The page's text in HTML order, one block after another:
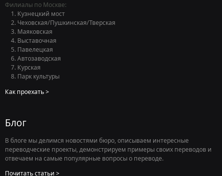
Филиалы по Москве:
Кузнецкий мост
Чеховская/Пушкинская/Тверская
Маяковская
Выставочная
Павелецкая
Автозаводская
Курская
Парк культуры
Как проехать
Блог
В блоге мы делимся новостями бюро, описываем интересные
переводческие проекты, демонстрируем примеры своих переводов и
отвечаем на самые популярные вопросы о переводе.
Почитать статьи